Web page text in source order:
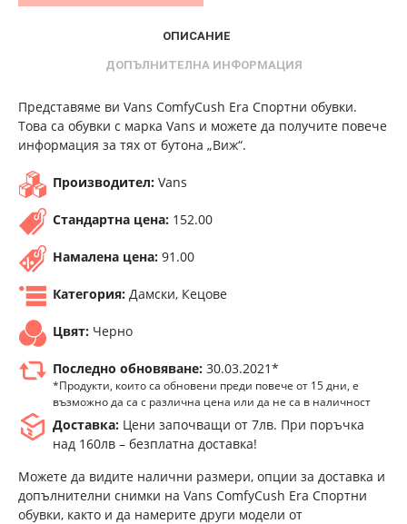
ОПИСАНИЕ
ДОПЪЛНИТЕЛНА ИНФОРМАЦИЯ
Представяме ви Vans ComfyCush Era Спортни обувки.
Това са обувки с марка Vans и можете да получите повече
информация за тях от бутона „Виж“.
Производител: Vans
Стандартна цена: 152.00
Намалена цена: 91.00
Категория: Дамски, Кецове
Цвят: Черно
Последно обновяване: 30.03.2021*
*Продукти, които са обновени преди повече от 15 дни, е
възможно да са с различна цена или да не са в наличност
Доставка: Цени започващи от 7лв. При поръчка
над 160лв – безплатна доставка!
Можете да видите налични размери, опции за доставка и
допълнителни снимки на Vans ComfyCush Era Спортни
обувки, както и да намерите други модели от